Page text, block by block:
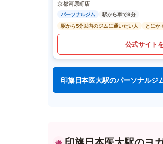
京都河原町店
パーソナルジム
駅から車で9分
駅から5分以内のジムに通いたい人
とにか
公式サイト
印旛日本医大駅のパーソナルジ